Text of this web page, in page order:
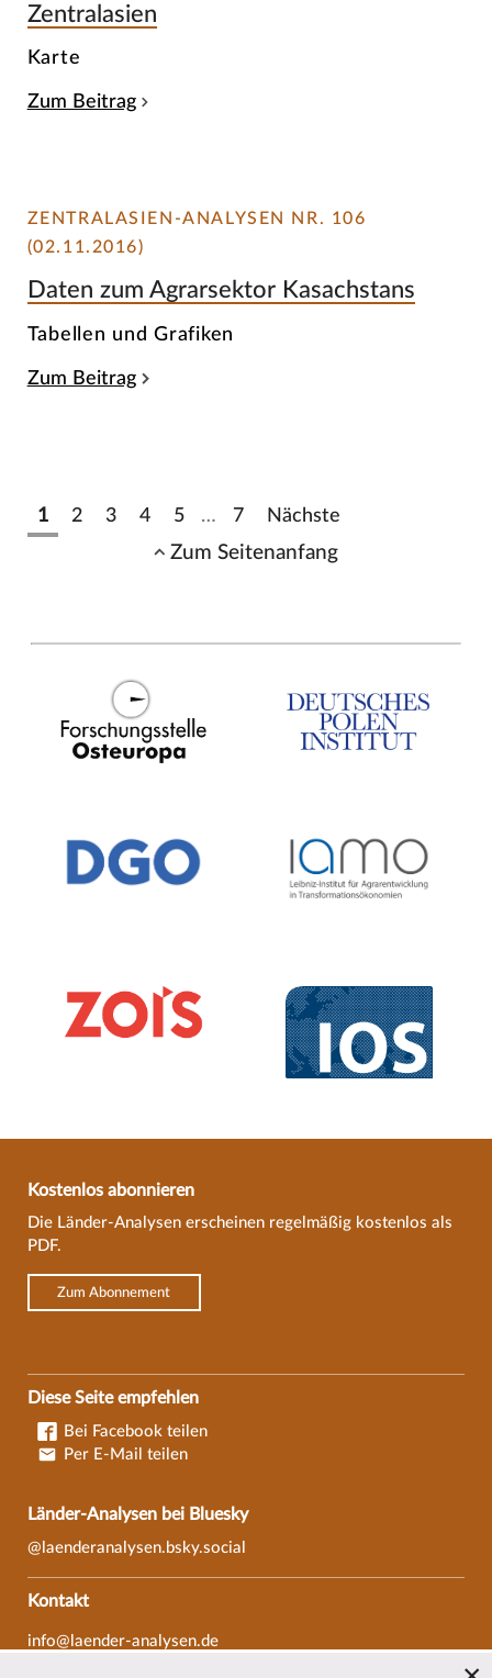
Zentralasien
Karte
Zum Beitrag
ZENTRALASIEN-ANALYSEN NR. 106
(02.11.2016)
Daten zum Agrarsektor Kasachstans
Tabellen und Grafiken
Zum Beitrag
1 2 3 4 5 … 7 Nächste
Zum Seitenanfang
Kostenlos abonnieren
Die Länder-Analysen erscheinen regelmäßig kostenlos als
PDF.
Zum Abonnement
Diese Seite empfehlen
Bei Facebook teilen
Per E-Mail teilen
Länder-Analysen bei Bluesky
@laenderanalysen.bsky.social
Kontakt
info@laender-analysen.de